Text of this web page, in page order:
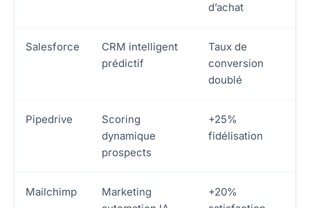
d’achat
Salesforce
CRM intelligent
prédictif
Taux de
conversion
doublé
Pipedrive
Scoring
dynamique
prospects
+25%
fidélisation
Mailchimp
Marketing
+20%